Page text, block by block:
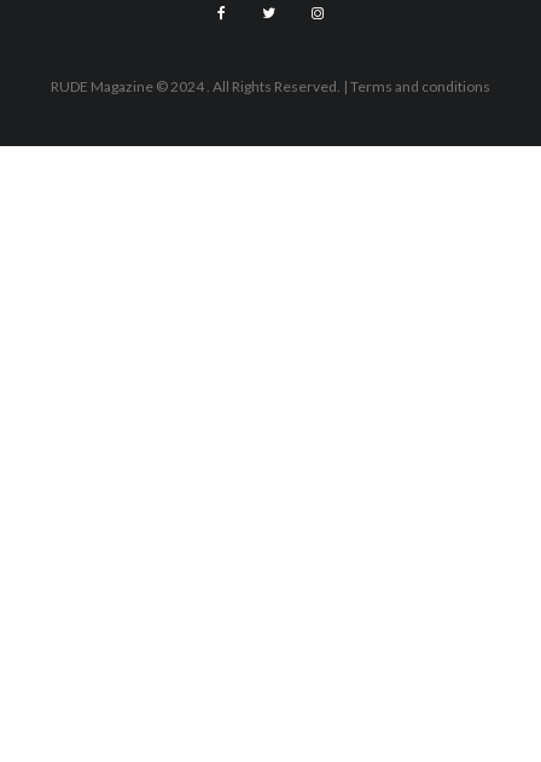
RUDE Magazine © 2024 . All Rights Reserved. | Terms and conditions